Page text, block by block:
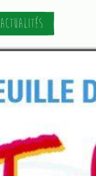
Actualités